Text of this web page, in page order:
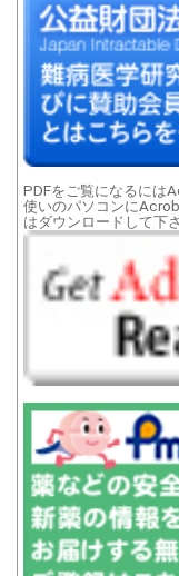
PDFをご覧になるには
使いのパソコンに
はダウンロードして下さ